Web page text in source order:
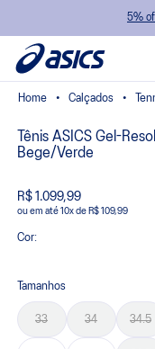
5%
Calçados
Tênis ASICS Gel-
Bege/Verde
R$ 1.099,99
ou 10xde R$ 109,99
Cor:
Tamanhos
33 34 34.5